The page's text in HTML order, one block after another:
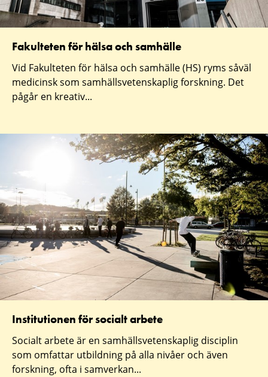
Fakulteten för hälsa och samhälle
Vid Fakulteten för hälsa och samhälle (HS) ryms såväl
medicinsk som samhällsvetenskaplig forskning. Det
pågår en kreativ...
Institutionen för socialt arbete
Socialt arbete är en samhällsvetenskaplig disciplin
som omfattar utbildning på alla nivåer och även
forskning, ofta i samverkan...